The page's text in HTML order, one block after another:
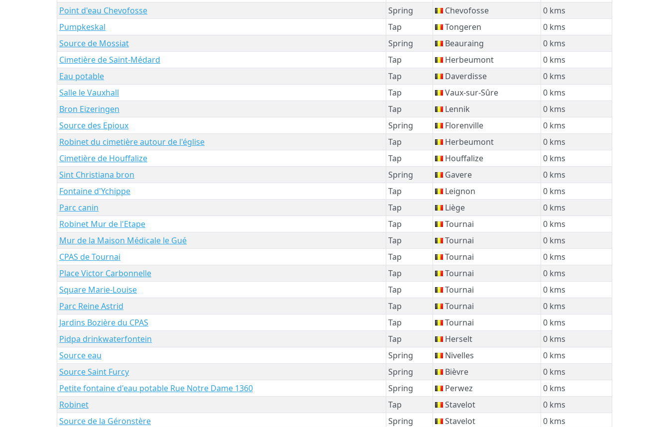
Point d'eau Chevofosse
Spring Chevofosse
0 kms
Pumpkeskal
Tap Tongeren
0 kms
Source de Mossiat
Spring Beauraing
0 kms
Cimetière de Saint-Médard
Tap Herbeumont
0 kms
Eau potable
Tap Daverdisse
0 kms
Salle le Vauxhall
Tap Vaux-sur-Sûre
0 kms
Bron Eizeringen
Tap Lennik
0 kms
Source des Epioux
Spring Florenville
0 kms
Robinet du cimetière autour de l'église
Tap Herbeumont
0 kms
Cimetière de Houffalize
Tap Houffalize
0 kms
Sint Christiana bron
Spring Gavere
0 kms
Fontaine d'Ychippe
Tap Leignon
0 kms
Parc canin
Tap Liège
0 kms
Robinet Mur de l'Etape
Tap Tournai
0 kms
Mur de la Maison Médicale le Gué
Tap Tournai
0 kms
CPAS de Tournai
Tap Tournai
0 kms
Place Victor Carbonnelle
Tap Tournai
0 kms
Square Marie-Louise
Tap Tournai
0 kms
Parc Reine Astrid
Tap Tournai
0 kms
Jardins Bozière du CPAS
Tap Tournai
0 kms
Pidpa drinkwaterfontein
Tap Herselt
0 kms
Source eau
Spring Nivelles
0 kms
Source Saint Furcy
Spring Bièvre
0 kms
Petite fontaine d'eau potable Rue Notre Dame 1360
Spring Perwez
0 kms
Robinet
Tap Stavelot
0 kms
Source de la Géronstère
Spring Stavelot
0 kms